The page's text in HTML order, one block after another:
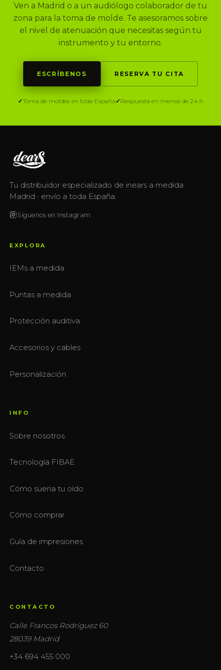
Ven a Madrid o a un audiólogo colaborador de tu
zona para la toma de molde. Te asesoramos sobre
el nivel de atenuación que necesitas según tu
instrumento y tu entorno.
ESCRÍBENOS RESERVA TU CITA
Toma de moldes en toda España Respuesta en menos de 24 h
Tu distribuidor especializado de inears a medida.
Madrid · envío a toda España.
Síguenos en Instagram
EXPLORA
IEMs a medida
Puntas a medida
Protección auditiva
Accesorios y cables
Personalización
INFO
Sobre nosotros
Tecnología FIBAE
Cómo suena tu oído
Cómo comprar
Guía de impresiones
Contacto
CONTACTO
Calle Francos Rodríguez 60
28039 Madrid
+34 694 455 000